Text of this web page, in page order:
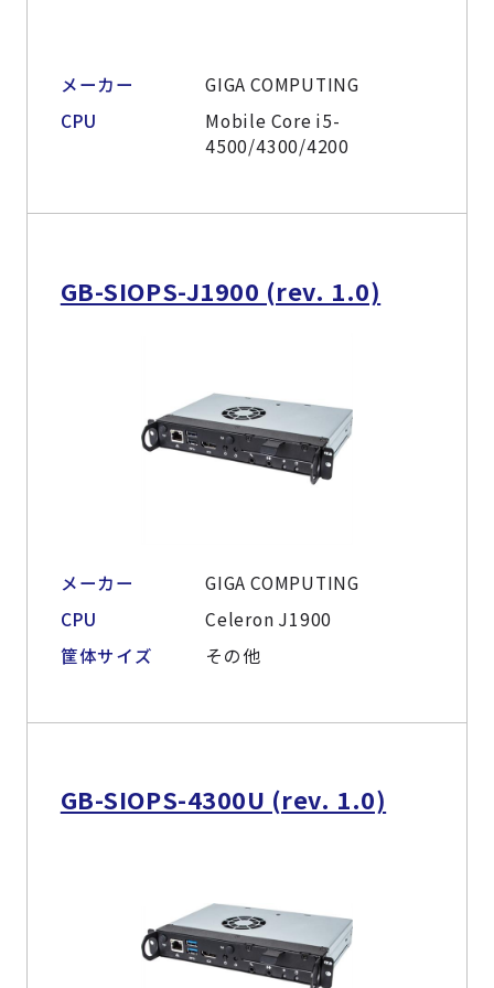
メーカー
GIGA COMPUTING
CPU
Mobile Core i5-
4500/4300/4200
GB-SIOPS-J1900 (rev. 1.0)
メーカー
GIGA COMPUTING
CPU
Celeron J1900
筐体サイズ
その他
GB-SIOPS-4300U (rev. 1.0)